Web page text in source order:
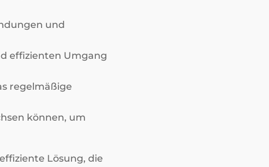
und
effizienten Umgang
regelmäßige
können, um
Lösung, die